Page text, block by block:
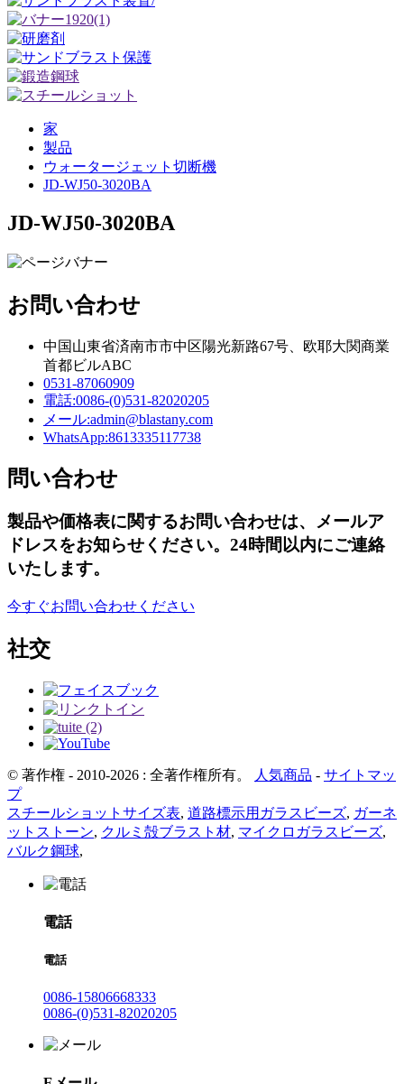
家
製品
ウォータージェット切断機
JD-WJ50-3020BA
JD-WJ50-3020BA
お問い合わせ
中国山東省済南市市中区陽光新路67号、欧耶大関商業
首都ビルABC
0531-87060909
電話:0086-(0)531-82020205
メール:admin@blastany.com
WhatsApp:8613335117738
問い合わせ
製品や価格表に関するお問い合わせは、メールア
ドレスをお知らせください。24時間以内にご連絡
いたします。
今すぐお問い合わせください
社交
© 著作権 - 2010-2026 : 全著作権所有。 人気商品 - サイトマッ
プ
スチールショットサイズ表, 道路標示用ガラスビーズ, ガーネ
ットストーン, クルミ殻ブラスト材, マイクロガラスビーズ,
バルク鋼球,
電話
電話
0086-15806668333
0086-(0)531-82020205